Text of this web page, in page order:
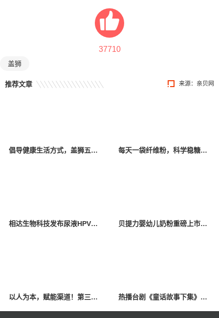
37710
盖狮
来源： 亲贝网
推荐文章
倡导健康生活方式，盖狮五大新品系列集体亮相 每天一袋纤维粉，科学稳糖还能养出「仙女肠」
相达生物科技发布尿液HPV检测突破性临床数据，全球首创PHASiFY™DNA浓缩技术助力宫颈癌筛查 贝提力婴幼儿奶粉重磅上市：专为中国宝宝胃肠道研发的“吸收特种兵”！
以人为本，赋能渠道！第三届宜品《中国好导购》助优秀导购蜕变，全国总决赛即将启幕！ 热播台剧《童话故事下集》揭露男性不孕，禾馨宜蕴朱伯威院长权威解答